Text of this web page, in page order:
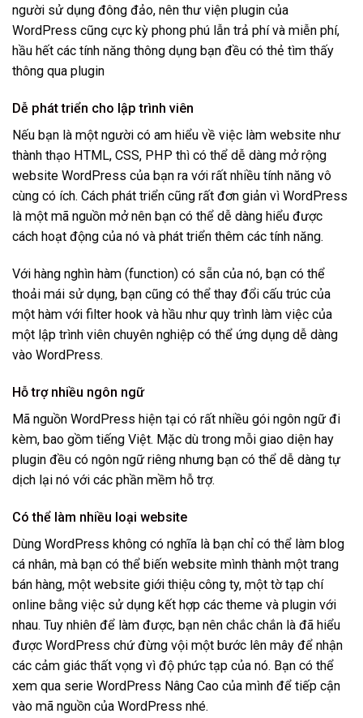
người sử dụng đông đảo, nên thư viện plugin của
WordPress cũng cực kỳ phong phú lẫn trả phí và miễn phí,
hầu hết các tính năng thông dụng bạn đều có thẻ tìm thấy
thông qua plugin
Dễ phát triển cho lập trình viên
Nếu bạn là một người có am hiểu về việc làm website như
thành thạo HTML, CSS, PHP thì có thể dễ dàng mở rộng
website WordPress của bạn ra với rất nhiều tính năng vô
cùng có ích. Cách phát triển cũng rất đơn giản vì WordPress
là một mã nguồn mở nên bạn có thể dễ dàng hiểu được
cách hoạt động của nó và phát triển thêm các tính năng.
Với hàng nghìn hàm (function) có sẵn của nó, bạn có thể
thoải mái sử dụng, bạn cũng có thể thay đổi cấu trúc của
một hàm với filter hook và hầu như quy trình làm việc của
một lập trình viên chuyên nghiệp có thể ứng dụng dễ dàng
vào WordPress.
Hỗ trợ nhiều ngôn ngữ
Mã nguồn WordPress hiện tại có rất nhiều gói ngôn ngữ đi
kèm, bao gồm tiếng Việt. Mặc dù trong mỗi giao diện hay
plugin đều có ngôn ngữ riêng nhưng bạn có thể dễ dàng tự
dịch lại nó với các phần mềm hỗ trợ.
Có thể làm nhiều loại website
Dùng WordPress không có nghĩa là bạn chỉ có thể làm blog
cá nhân, mà bạn có thể biến website mình thành một trang
bán hàng, một website giới thiệu công ty, một tờ tạp chí
online bằng việc sử dụng kết hợp các theme và plugin với
nhau. Tuy nhiên để làm được, bạn nên chắc chắn là đã hiểu
được WordPress chứ đừng vội một bước lên mây để nhận
các cảm giác thất vọng vì độ phức tạp của nó. Bạn có thể
xem qua serie WordPress Nâng Cao của mình để tiếp cận
vào mã nguồn của WordPress nhé.